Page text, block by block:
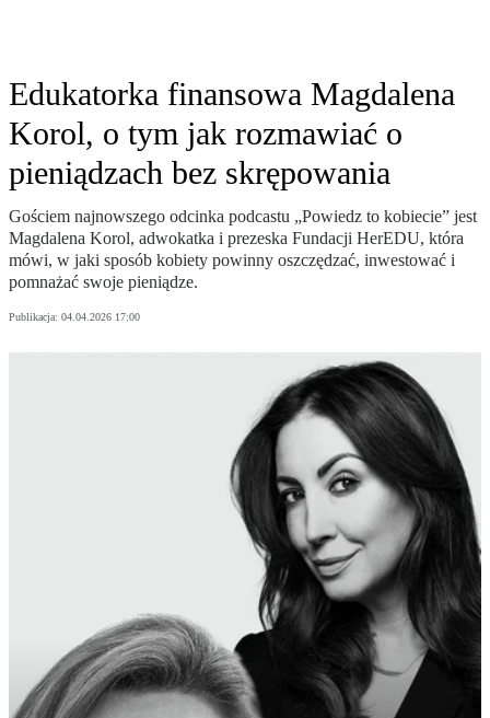
Edukatorka finansowa Magdalena
Korol, o tym jak rozmawiać o
pieniądzach bez skrępowania
Gościem najnowszego odcinka podcastu „Powiedz to kobiecie” jest
Magdalena Korol, adwokatka i prezeska Fundacji HerEDU, która
mówi, w jaki sposób kobiety powinny oszczędzać, inwestować i
pomnażać swoje pieniądze.
Publikacja: 04.04.2026 17:00